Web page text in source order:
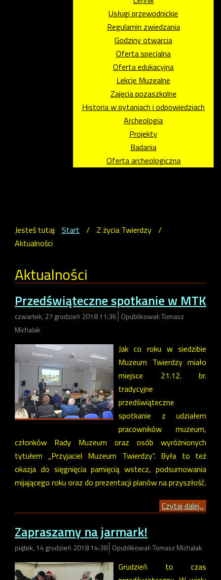
Usługi przewodnickie
Regulamin zwiedzania
Godziny otwarcia
Oferta specjalna
Oferta edukacyjna
Lekcje Muzealne
Zajęcia pozaszkolne
Historia w pytaniach i odpowiedziach
Archeologia
Projekty
Badania
Oferta archeologiczna
Jesteś tutaj: Start / Z życia Twierdzy /
Aktualności
Aktualności
Przedświąteczne spotkanie w MTK
czwartek, 27 grudzień 2018 11:36 Opublikował: Tomasz
Michalak
Jak co roku w siedzibie
Muzeum Twierdzy miało
miejsce 21.12. br.
tradycyjne
przedświąteczne
spotkanie z udziałem
pracowników muzeum,
członków Rady Muzeum oraz osób wyróżnionych
tytułem „Przyjaciel Muzeum Twierdzy”. Była to też
okazja do sięgnięcia pamięcią wstecz, podsumowania
mijającego roku oraz do prezentacji planów na przyszłość.
Czytaj dalej...
Zapraszamy na jarmark!
piątek, 14 grudzień 2018 14:38 Opublikował: Tomasz Michalak
Grudzień to czas